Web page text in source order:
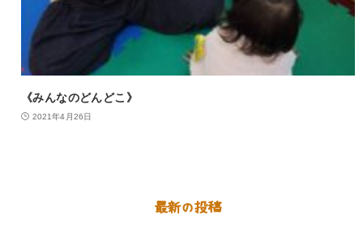
《みんなのどんどこ》
2021年4月26日
最新の投稿